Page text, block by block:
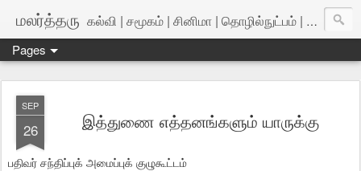
மலர்த்தரு கல்வி | சமூகம் | சினிமா | தொழில்நுட்பம் | அறிவியல்
Pages
SEP
26 இத்துணை எத்தனங்களும் யாருக்கு
பதிவர் சந்திப்புக் அமைப்புக் குழுகூட்டம்